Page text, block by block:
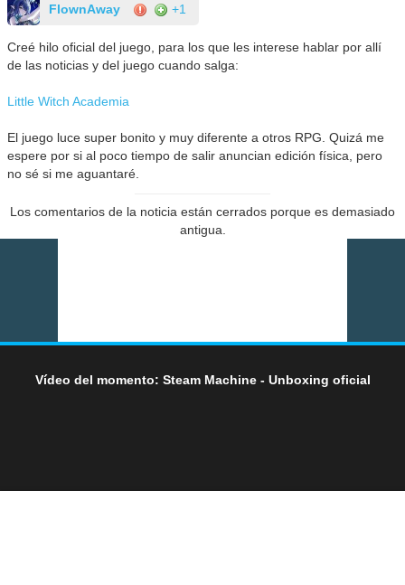
FlownAway +1
Creé hilo oficial del juego, para los que les interese hablar por allí
de las noticias y del juego cuando salga:
Little Witch Academia
El juego luce super bonito y muy diferente a otros RPG. Quizá me
espere por si al poco tiempo de salir anuncian edición física, pero
no sé si me aguantaré.
Los comentarios de la noticia están cerrados porque es demasiado
antigua.
Vídeo del momento: Steam Machine - Unboxing oficial